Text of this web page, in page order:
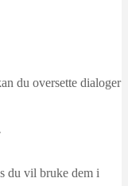
du oversette dialoger
du vil bruke dem i